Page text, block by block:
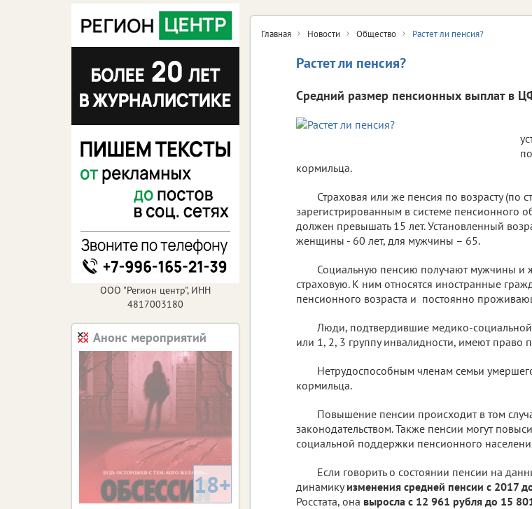
Главная Новости Общество Растет ли пенсия?
Растет ли пенсия?
Средний размер пенсионных выплат в
кормильца.
Страховая или же пенсия по возрасту (по
зарегистрированным в системе пенсионного
должен превышать 15 лет. Установленный
женщины - 60 лет, для мужчины – 65.
Социальную пенсию получают мужчины и
страховую. К ним относятся иностранные
пенсионного возраста и постоянно
Люди, подтвердившие медико-
или 1, 2, 3 группу инвалидности, имеют право
Нетрудоспособным членам семьи
кормильца.
Повышение пенсии происходит в том
законодательством. Также пенсии могут
социальной поддержки пенсионного
Если говорить о состоянии пенсии на
динамикуизменения средней пенсии с 2017
Росстата, она выросла с 12 961 рубля до 15
ООО "Регион центр", ИНН
4817003180
Анонс мероприятий
18+